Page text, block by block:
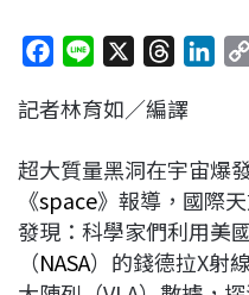
c
b
o
o
k
n
r
a
d
s
e
d
I
n
記者林育如／編譯
超大質量黑洞在宇宙爆
《space》報導，國際
發現：科學家們利用美
（NASA）的錢德拉X射